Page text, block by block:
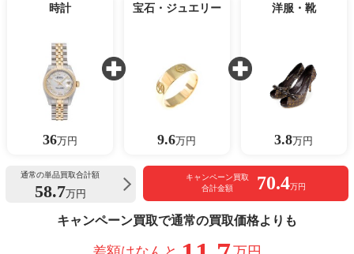
時計
36万円
宝石・ジュエリー
9.6万円
洋服・靴
3.8万円
通常の単品買取合計額
58.7万円
キャンペーン買取
合計金額
70.4万円
キャンペーン買取で通常の買取価格よりも